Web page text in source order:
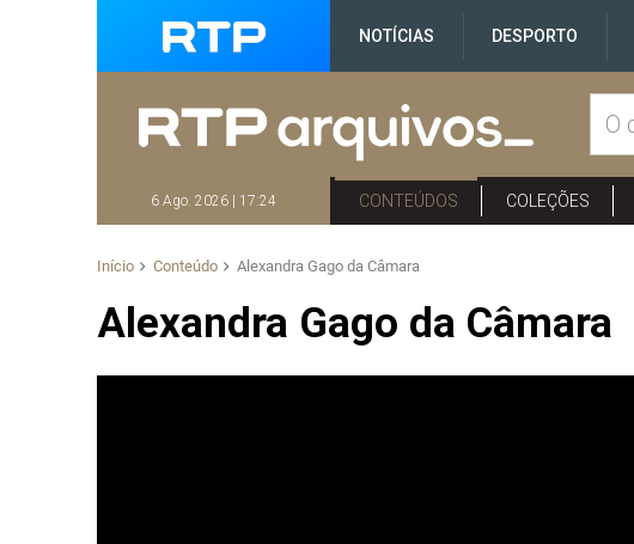
NOTÍCIAS DESPORTO
6 Ago. 2026 | 17:24 CONTEÚDOS COLEÇÕES
Início Conteúdo Alexandra Gago da Câmara
Alexandra Gago da Câmara